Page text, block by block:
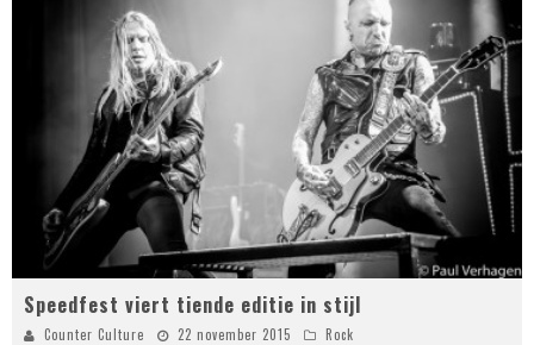
Speedfest viert tiende editie in stijl
Counter Culture 22 november 2015 Rock